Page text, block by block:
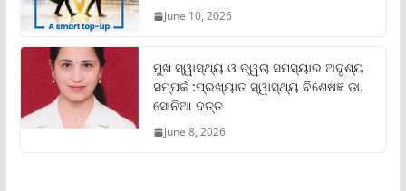
June 10, 2026
ମୁଖ ସ୍ୱାସ୍ଥ୍ୟ ଓ ତ୍ୱଚା ସମସ୍ୟାର ଅଦୃଶ୍ୟ
ସମ୍ପର୍କ :ପ୍ରଖ୍ୟାତ ସ୍ୱାସ୍ଥ୍ୟ ବିଶେଷଜ୍ଞ ଡା.
ସୋନିଆ ଦତ୍ତ
June 8, 2026